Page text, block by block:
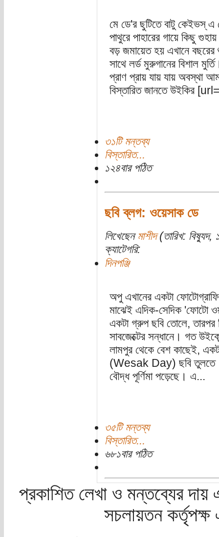
মে ডে'র ছুটিতে বাটু কেইভস্ এ
পাথুরে পাহারের গায়ে কিছু
বড় জমায়েত হয় এখানে বছরের
সাথে লর্ড মুরুগানের বিশাল
প্রাণ প্রায় যায় যায় অবস্থা
বিস্তারিত জানতে উইকির [url=
৩১টি মন্তব্য
বিস্তারিত...
১২৪বার পঠিত
ছবি ব্লগ: ওয়েসাক ডে
লিখেছেন মাশীদ(তারিখ:
ক্যাটেগরি:
দিনপঞ্জি
অপু এখানের একটা
মাঝেই এদিক-সেদিক 'ফোটো
একটা গ্রুপ ছবি তোলে, তারপর
সাবজেক্টের সন্ধানে। গত
লামপুর থেকে বেশ কাছেই,
(Wesak Day) ছবি তুলতে।
বৌদ্ধ পূর্ণিমা পড়েছে। এ...
৩৫টি মন্তব্য
বিস্তারিত...
৬৮১বার পঠিত
প্রকাশিত লেখা ও মন্তব্যের দায়
সচলায়তন